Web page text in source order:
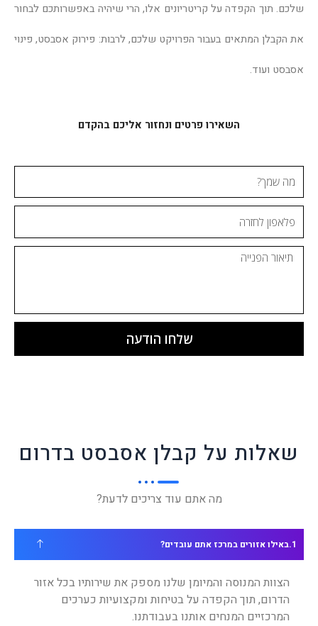
שלכם. תוך הקפדה על קריטריונים אלו, הרי שיהיה באפשרותכם לבחור
את הקבלן המתאים בעבור הפרויקט שלכם, לרבות: פירוק אסבסט, פינוי
אסבסט ועוד.
השאירו פרטים ונחזור אליכם בהקדם
שמך?
לחזרה
ההודעה
שלחו הודעה
שאלות על קבלן אסבסט בדרום
מה אתם עוד צריכים לדעת?
באילו אזורים במרכז אתם עובדים?
הצוות המנוסה והמיומן שלנו מספק את שירותיו בכל אזור
הדרום, תוך הקפדה על בטיחות ומקצועיות כערכים
המרכזיים המנחים אותנו בעבודתנו.